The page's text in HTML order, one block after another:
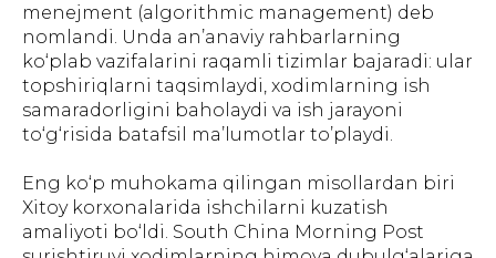
menejment (algorithmic management) deb
nomlandi. Unda an’anaviy rahbarlarning
ko‘plab vazifalarini raqamli tizimlar bajaradi: ular
topshiriqlarni taqsimlaydi, xodimlarning ish
samaradorligini baholaydi va ish jarayoni
to‘g‘risida batafsil ma’lumotlar to’playdi.
Eng ko‘p muhokama qilingan misollardan biri
Xitoy korxonalarida ishchilarni kuzatish
amaliyoti bo‘ldi. South China Morning Post